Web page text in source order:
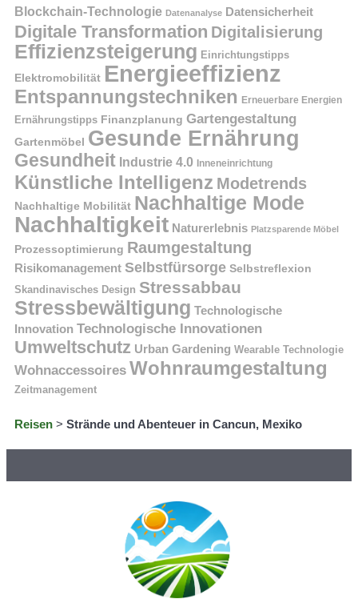
Blockchain-Technologie Datenanalyse Datensicherheit
Digitale Transformation Digitalisierung
Effizienzsteigerung Einrichtungstipps
Elektromobilität Energieeffizienz
Entspannungstechniken Erneuerbare Energien
Ernährungstipps Finanzplanung Gartengestaltung
Gartenmöbel Gesunde Ernährung
Gesundheit Industrie 4.0 Inneneinrichtung
Künstliche Intelligenz Modetrends
Nachhaltige Mobilität Nachhaltige Mode
Nachhaltigkeit Naturerlebnis Platzsparende Möbel
Prozessoptimierung Raumgestaltung
Risikomanagement Selbstfürsorge Selbstreflexion
Skandinavisches Design Stressabbau
Stressbewältigung Technologische
Innovation Technologische Innovationen
Umweltschutz Urban Gardening Wearable Technologie
Wohnaccessoires Wohnraumgestaltung
Zeitmanagement
Reisen > Strände und Abenteuer in Cancun, Mexiko